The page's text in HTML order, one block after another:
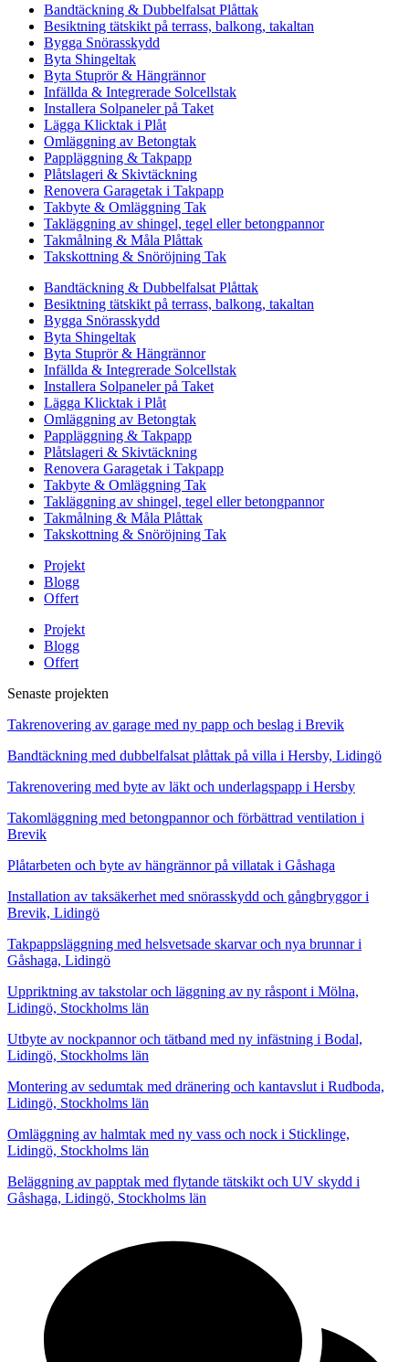
Bandtäckning & Dubbelfalsat Plåttak
Besiktning tätskikt på terrass, balkong, takaltan
Bygga Snörasskydd
Byta Shingeltak
Byta Stuprör & Hängrännor
Infällda & Integrerade Solcellstak
Installera Solpaneler på Taket
Lägga Klicktak i Plåt
Omläggning av Betongtak
Pappläggning & Takpapp
Plåtslageri & Skivtäckning
Renovera Garagetak i Takpapp
Takbyte & Omläggning Tak
Takläggning av shingel, tegel eller betongpannor
Takmålning & Måla Plåttak
Takskottning & Snöröjning Tak
Bandtäckning & Dubbelfalsat Plåttak
Besiktning tätskikt på terrass, balkong, takaltan
Bygga Snörasskydd
Byta Shingeltak
Byta Stuprör & Hängrännor
Infällda & Integrerade Solcellstak
Installera Solpaneler på Taket
Lägga Klicktak i Plåt
Omläggning av Betongtak
Pappläggning & Takpapp
Plåtslageri & Skivtäckning
Renovera Garagetak i Takpapp
Takbyte & Omläggning Tak
Takläggning av shingel, tegel eller betongpannor
Takmålning & Måla Plåttak
Takskottning & Snöröjning Tak
Projekt
Blogg
Offert
Projekt
Blogg
Offert
Senaste projekten
Takrenovering av garage med ny papp och beslag i Brevik
Bandtäckning med dubbelfalsat plåttak på villa i Hersby, Lidingö
Takrenovering med byte av läkt och underlagspapp i Hersby
Takomläggning med betongpannor och förbättrad ventilation i
Brevik
Plåtarbeten och byte av hängrännor på villatak i Gåshaga
Installation av taksäkerhet med snörasskydd och gångbryggor i
Brevik, Lidingö
Takpappsläggning med helsvetsade skarvar och nya brunnar i
Gåshaga, Lidingö
Uppriktning av takstolar och läggning av ny råspont i Mölna,
Lidingö, Stockholms län
Utbyte av nockpannor och tätband med ny infästning i Bodal,
Lidingö, Stockholms län
Montering av sedumtak med dränering och kantavslut i Rudboda,
Lidingö, Stockholms län
Omläggning av halmtak med ny vass och nock i Sticklinge,
Lidingö, Stockholms län
Beläggning av papptak med flytande tätskikt och UV skydd i
Gåshaga, Lidingö, Stockholms län